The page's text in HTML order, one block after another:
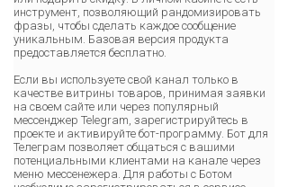
инструмент, позволяющий рандомизировать
фразы, чтобы сделать каждое сообщение
уникальным. Базовая версия продукта
предоставляется бесплатно.
Если вы используете свой канал только в
качестве витрины товаров, принимая заявки
на своем сайте или через популярный
мессенджер Telegram, зарегистрируйтесь в
проекте и активируйте бот-программу. Бот для
Телеграм позволяет общаться с вашими
потенциальными клиентами на канале через
меню мессенежера. Для работы с Ботом